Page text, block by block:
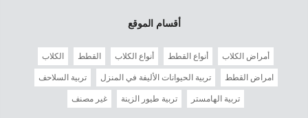
أقسام الموقع
أمراض الكلاب أنواع القطط أنواع الكلاب القطط الكلاب
امراض القطط تربية الحيوانات الأليفة في المنزل تربية السلاحف
تربية الهامستر تربية طيور الزينة غير مصنف